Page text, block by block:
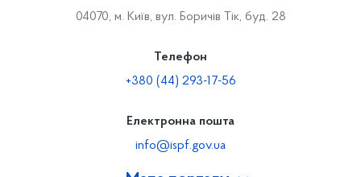
04070, м. Київ, вул. Боричів Тік, буд. 28
Телефон
+380 (44) 293-17-56
Електронна пошта
info@ispf.gov.ua